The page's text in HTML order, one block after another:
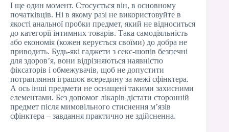
І ще один момент. Стосується він, в основному
початківців. Ні в якому разі не використовуйте в
якості анальної пробки предмет, який не відноситься
до категорії інтимних товарів. Така самодіяльність
або економія (кожен керується своїми) до добра не
приводить. Будь-які гаджети з секс-шопів безпечні
для здоров’я, вони відрізняються наявністю
фіксаторів і обмежувачів, щоб не допустити
потрапляння іграшок всередину за межі сфінктера.
А ось інші предмети не оснащені такими захисними
елементами. Без допомог лікарів дістати сторонній
предмет після мимовільного стиснення м’язів
сфінктера – завдання практично не здійсненна.